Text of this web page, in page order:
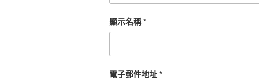
顯示名稱*
電子郵件地址*